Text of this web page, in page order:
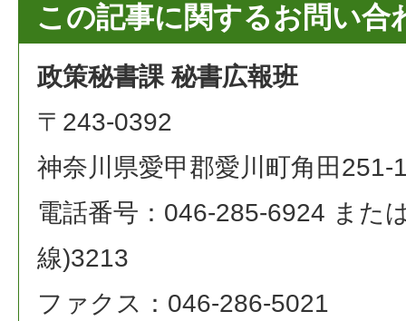
この記事に関するお問い合
政策秘書課 秘書広報班
〒243-0392
神奈川県愛甲郡愛川町角田251-
電話番号：046-285-6924 また
線)3213
ファクス：046-286-5021